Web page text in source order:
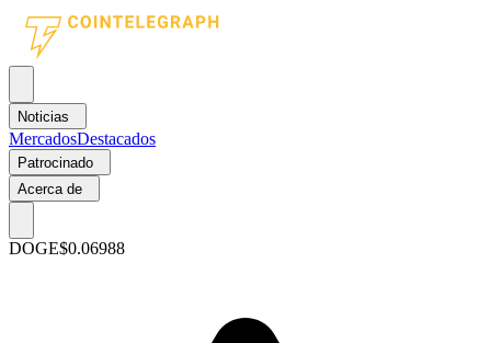
Noticias
MercadosDestacados
Patrocinado
Acerca de
DOGE$0.06988